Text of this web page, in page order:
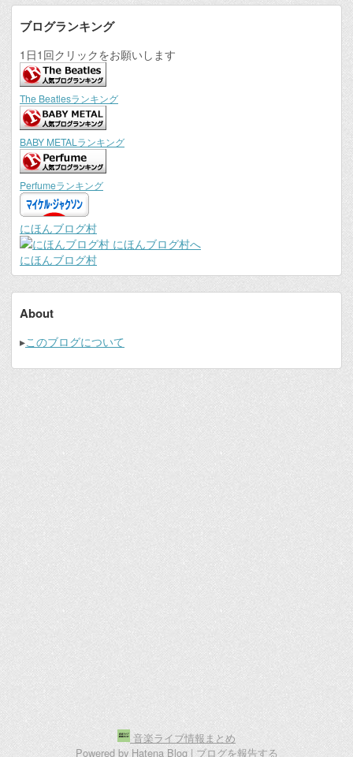
ブログランキング
1日1回クリックをお願いします
The Beatlesランキング
BABY METALランキング
Perfumeランキング
にほんブログ村
にほんブログ村
About
▸このブログについて
音楽ライブ情報まとめ
Powered by Hatena Blog| ブログを報告する